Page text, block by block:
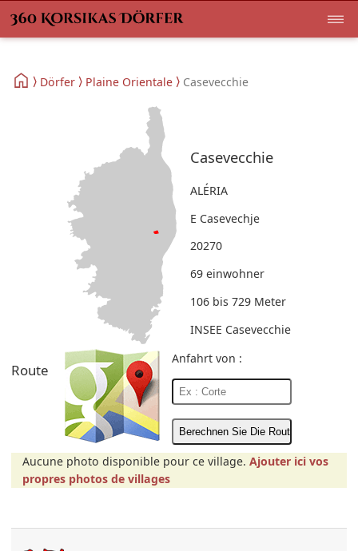
Dörfer Plaine Orientale Casevecchie
Casevecchie
ALÉRIA
E Casevechje
20270
69 einwohner
106 bis 729 Meter
INSEE Casevecchie
Route
Anfahrt von :
Aucune photo disponible pour ce village.Ajouter ici vos
propres photos de villages